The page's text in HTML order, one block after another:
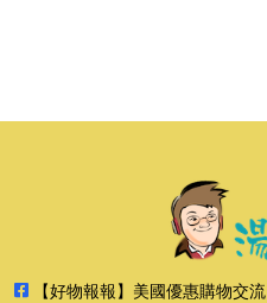
【好物報報】美國優惠購物交流